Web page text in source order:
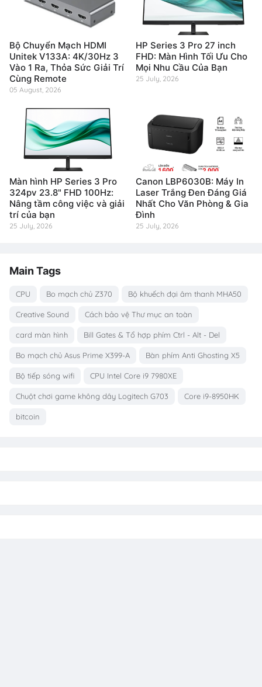
Bộ Chuyển Mạch HDMI
Unitek V133A: 4K/30Hz 3
Vào 1 Ra, Thỏa Sức Giải Trí
Cùng Remote
05 August, 2026
HP Series 3 Pro 27 inch
FHD: Màn Hình Tối Ưu Cho
Mọi Nhu Cầu Của Bạn
25 July, 2026
Màn hình HP Series 3 Pro
324pv 23.8" FHD 100Hz:
Nâng tầm công việc và giải
trí của bạn
25 July, 2026
Canon LBP6030B: Máy In
Laser Trắng Đen Đáng Giá
Nhất Cho Văn Phòng & Gia
Đình
25 July, 2026
Main Tags
CPU Bo mạch chủ Z370 Bộ khuếch đại âm thanh MHA50
Creative Sound Cách bảo vệ Thư mục an toàn
card màn hình Bill Gates & Tổ hợp phím Ctrl - Alt - Del
Bo mạch chủ Asus Prime X399-A Bàn phím Anti Ghosting X5
Bộ tiếp sóng wifi CPU Intel Core i9 7980XE
Chuột chơi game không dây Logitech G703 Core i9-8950HK
bitcoin